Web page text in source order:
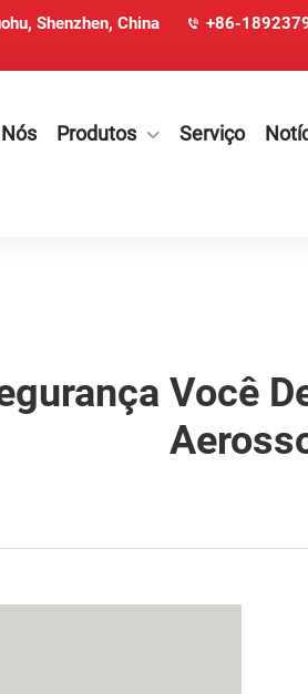
Shenzhen, China
+86-
Produtos Serviço
Você